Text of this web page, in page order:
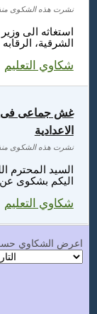
استغاثه الى
الشرقية،
شكاوي التعليم
نشرت هذه الشكوى منذ 3
السيد المحترم
اليكم بشكوى
شكاوي التعليم
غش جماعى فى
الاعدادية
نشرت هذه الشكوى منذ 5
اعرض الشكاوي